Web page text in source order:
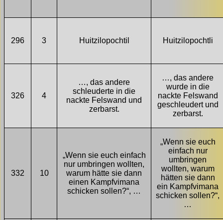
296 3 Huitzilopochtil Huitzilopochtli
326 4
…, das andere
schleuderte in die
nackte Felswand und
zerbarst.
…, das andere
wurde in die
nackte Felswand
geschleudert und
zerbarst.
332 10
„Wenn sie euch einfach
nur umbringen wollten,
warum hätte sie dann
einen Kampfvimana
schicken sollen?“, …
„Wenn sie euch
einfach nur
umbringen
wollten, warum
hätten sie dann
ein Kampfvimana
schicken sollen?“,
…